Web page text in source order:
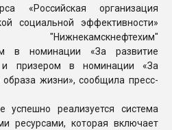
«Российская организация
социальной эффективности»
в номинации «За развитие
и призером в номинации «За
жизни», сообщила пресс-
успешно реализуется система
ресурсами, которая включает